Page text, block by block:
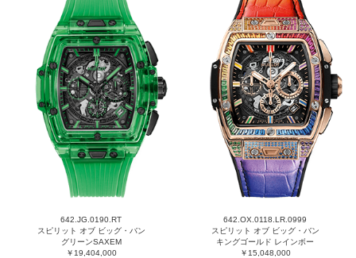
642.JG.0190.RT
スピリット オブ ビッグ・バン
グリーンSAXEM
￥19,404,000
642.OX.0118.LR.0999
スピリット オブ ビッグ・バン
キングゴールド レインボー
￥15,048,000